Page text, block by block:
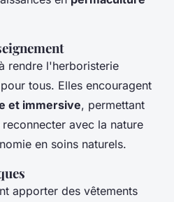
rendre l'herboristerie
tous. Elles encouragent
et immersive, permettant
avec la nature
en soins naturels.
apporter des vêtements